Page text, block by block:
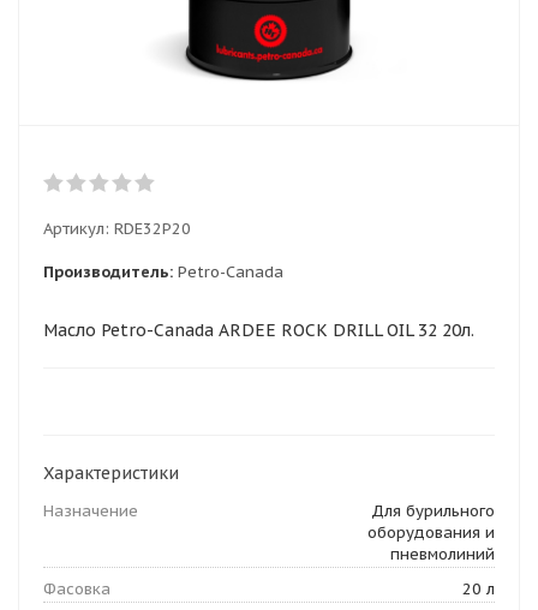
Артикул: RDE32P20
Производитель: Petro-Canada
Масло Petro-Canada ARDEE ROCK DRILL OIL 32 20л.
Характеристики
Назначение
Для бурильного
оборудования и
пневмолиний
Фасовка
20 л